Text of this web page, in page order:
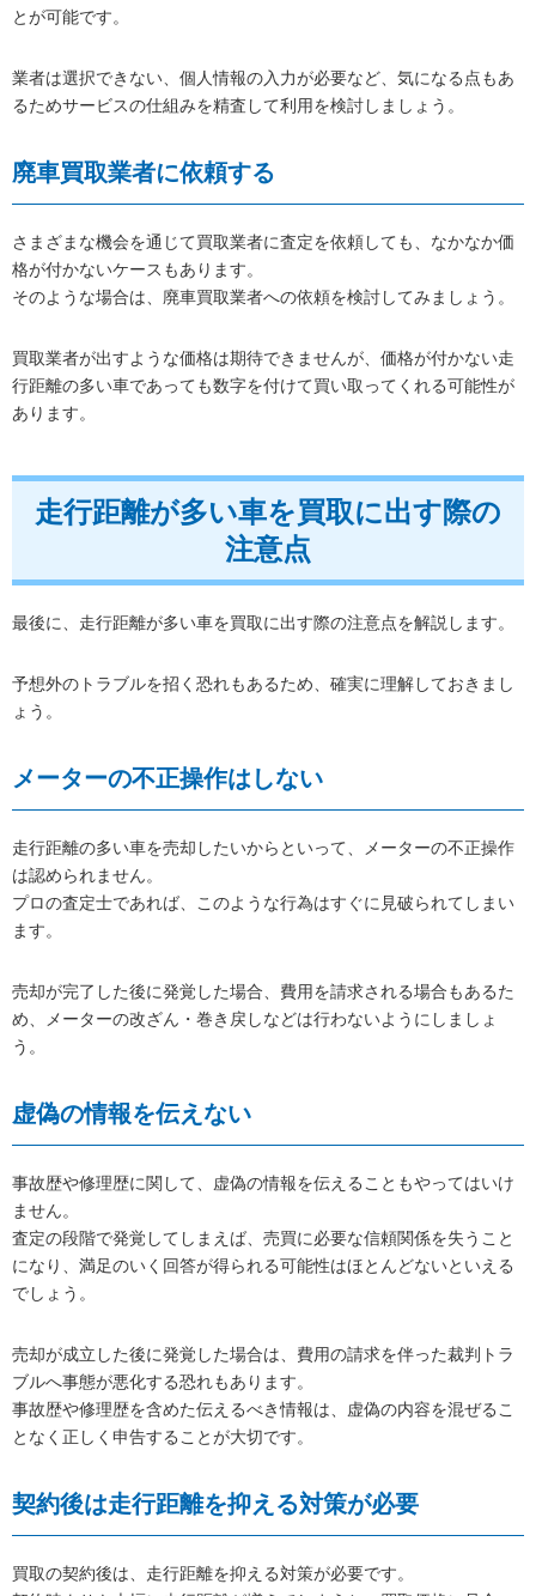
とが可能です。
業者は選択できない、個人情報の入力が必要など、気になる点もあ
るためサービスの仕組みを精査して利用を検討しましょう。
廃車買取業者に依頼する
さまざまな機会を通じて買取業者に査定を依頼しても、なかなか価
格が付かないケースもあります。
そのような場合は、廃車買取業者への依頼を検討してみましょう。
買取業者が出すような価格は期待できませんが、価格が付かない走
行距離の多い車であっても数字を付けて買い取ってくれる可能性が
あります。
走行距離が多い車を買取に出す際の
注意点
最後に、走行距離が多い車を買取に出す際の注意点を解説します。
予想外のトラブルを招く恐れもあるため、確実に理解しておきまし
ょう。
メーターの不正操作はしない
走行距離の多い車を売却したいからといって、メーターの不正操作
は認められません。
プロの査定士であれば、このような行為はすぐに見破られてしまい
ます。
売却が完了した後に発覚した場合、費用を請求される場合もあるた
め、メーターの改ざん・巻き戻しなどは行わないようにしましょ
う。
虚偽の情報を伝えない
事故歴や修理歴に関して、虚偽の情報を伝えることもやってはいけ
ません。
査定の段階で発覚してしまえば、売買に必要な信頼関係を失うこと
になり、満足のいく回答が得られる可能性はほとんどないといえる
でしょう。
売却が成立した後に発覚した場合は、費用の請求を伴った裁判トラ
ブルへ事態が悪化する恐れもあります。
事故歴や修理歴を含めた伝えるべき情報は、虚偽の内容を混ぜるこ
となく正しく申告することが大切です。
契約後は走行距離を抑える対策が必要
買取の契約後は、走行距離を抑える対策が必要です。